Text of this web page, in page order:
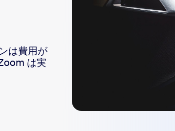
CX
は費用が
は実